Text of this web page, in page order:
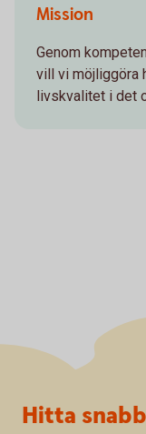
Mission
Genom
vill vi möjliggöra
livskvalitet i det
Sidfot
Hitta